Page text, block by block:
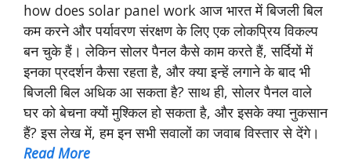
how does solar panel work आज भारत में बिजली बिल
कम करने और पर्यावरण संरक्षण के लिए एक लोकप्रिय विकल्प
बन चुके हैं। लेकिन सोलर पैनल कैसे काम करते हैं, सर्दियों में
इनका प्रदर्शन कैसा रहता है, और क्या इन्हें लगाने के बाद भी
बिजली बिल अधिक आ सकता है? साथ ही, सोलर पैनल वाले
घर को बेचना क्यों मुश्किल हो सकता है, और इसके क्या नुकसान
हैं? इस लेख में, हम इन सभी सवालों का जवाब विस्तार से देंगे।
Read More